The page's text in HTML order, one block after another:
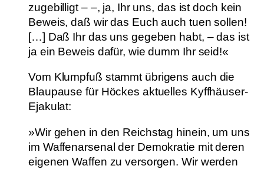
zugebilligt – –, ja, Ihr uns, das ist doch kein
Beweis, daß wir das Euch auch tuen sollen!
[…] Daß Ihr das uns gegeben habt, – das ist
ja ein Beweis dafür, wie dumm Ihr seid!«
Vom Klumpfuß stammt übrigens auch die
Blaupause für Höckes aktuelles Kyffhäuser-
Ejakulat:
»Wir gehen in den Reichstag hinein, um uns
im Waffenarsenal der Demokratie mit deren
eigenen Waffen zu versorgen. Wir werden